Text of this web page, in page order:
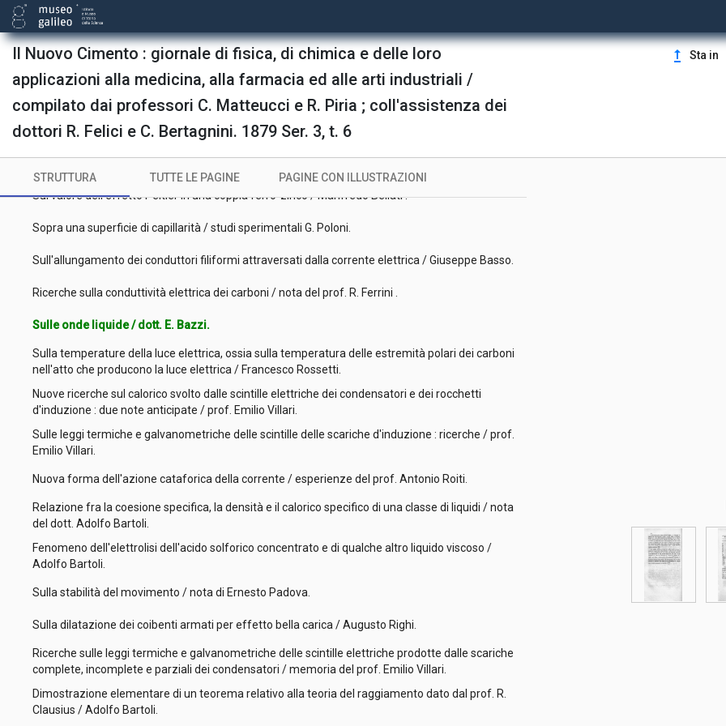
Il Nuovo Cimento : giornale di fisica, di chimica e delle loro
applicazioni alla medicina, alla farmacia ed alle arti industriali /
compilato dai professori C. Matteucci e R. Piria ; coll'assistenza dei
dottori R. Felici e C. Bertagnini. 1879 Ser. 3, t. 6
upgrade Sta in
STRUTTURA TUTTE LE PAGINE PAGINE CON ILLUSTRAZIONI
Coperta
Occhietto : Il Nuovo Cimento. AnnoXXV
Sul valore dell'effetto Peltier in una coppia ferro-zinco / Manfredo Bellati .
Sopra una superficie di capillarità / studi sperimentali G. Poloni.
Sull'allungamento dei conduttori filiformi attraversati dalla corrente elettrica / Giuseppe Basso.
Ricerche sulla conduttività elettrica dei carboni / nota del prof. R. Ferrini .
Sulle onde liquide / dott. E. Bazzi.
Sulla temperature della luce elettrica, ossia sulla temperatura delle estremità polari dei carboni
nell'atto che producono la luce elettrica / Francesco Rossetti.
Nuove ricerche sul calorico svolto dalle scintille elettriche dei condensatori e dei rocchetti
d'induzione : due note anticipate / prof. Emilio Villari.
Sulle leggi termiche e galvanometriche delle scintille delle scariche d'induzione : ricerche / prof.
Emilio Villari.
Nuova forma dell'azione cataforica della corrente / esperienze del prof. Antonio Roiti.
Relazione fra la coesione specifica, la densità e il calorico specifico di una classe di liquidi / nota
del dott. Adolfo Bartoli.
Fenomeno dell'elettrolisi dell'acido solforico concentrato e di qualche altro liquido viscoso /
Adolfo Bartoli.
Sulla stabilità del movimento / nota di Ernesto Padova.
Sulla dilatazione dei coibenti armati per effetto bella carica / Augusto Righi.
Ricerche sulle leggi termiche e galvanometriche delle scintille elettriche prodotte dalle scariche
complete, incomplete e parziali dei condensatori / memoria del prof. Emilio Villari.
Dimostrazione elementare di un teorema relativo alla teoria del raggiamento dato dal prof. R.
Clausius / Adolfo Bartoli.